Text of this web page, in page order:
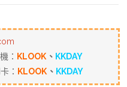
： KLOOK 、 KKDAY
： KLOOK 、 KKDAY